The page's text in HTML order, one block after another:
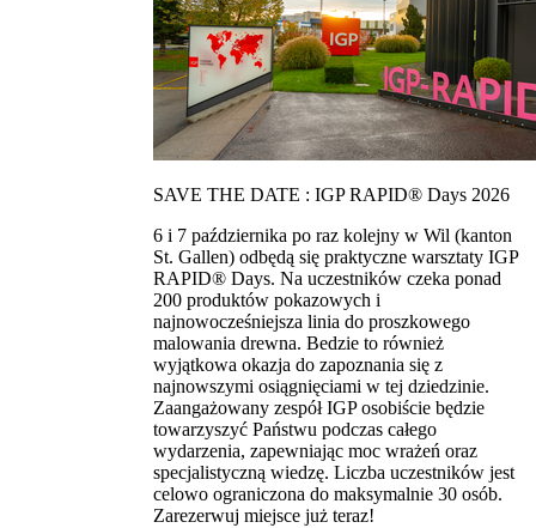
SAVE THE DATE : IGP RAPID® Days 2026
6 i 7 października po raz kolejny w Wil (kanton
St. Gallen) odbędą się praktyczne warsztaty IGP
RAPID® Days. Na uczestników czeka ponad
200 produktów pokazowych i
najnowocześniejsza linia do proszkowego
malowania drewna. Bedzie to również
wyjątkowa okazja do zapoznania się z
najnowszymi osiągnięciami w tej dziedzinie.
Zaangażowany zespół IGP osobiście będzie
towarzyszyć Państwu podczas całego
wydarzenia, zapewniając moc wrażeń oraz
specjalistyczną wiedzę. Liczba uczestników jest
celowo ograniczona do maksymalnie 30 osób.
Zarezerwuj miejsce już teraz!